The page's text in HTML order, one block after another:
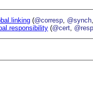
(@corresp @synch
(@cert